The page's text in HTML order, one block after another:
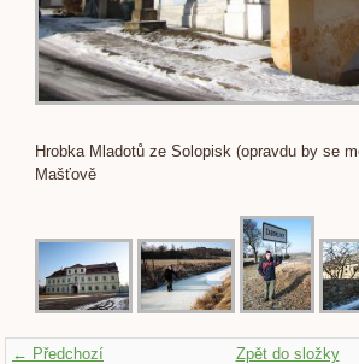
Hrobka Mladotů ze Solopisk (opravdu by se
Mašťově
← Předchozí Zpět do složky